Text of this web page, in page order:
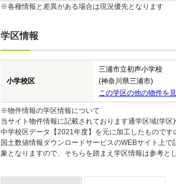
※各種情報と差異がある場合は現況優先となります
学区情報
小学校区
三浦市立初声小学校
(神奈川県三浦市)
この学区の他の物件を
※物件情報の学区情報について
当サイト物件情報に記載されております通学区域(学
中学校区データ【2021年度】を元に加工したものです
国土数値情報ダウンロードサービスのWEBサイト上
象となりますので、そちらを踏まえ学区情報は参考と